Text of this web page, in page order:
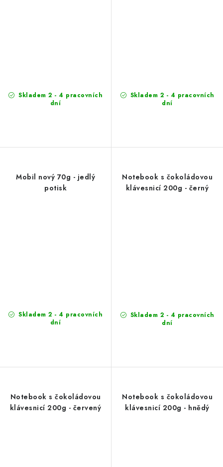
Skladem 2 - 4 pracovních
dní
Skladem 2 - 4 pracovních
dní
Mobil nový 70g - jedlý
potisk
Skladem 2 - 4 pracovních
dní
Notebook s čokoládovou
klávesnicí 200g - černý
Skladem 2 - 4 pracovních
dní
Notebook s čokoládovou
klávesnicí 200g - červený
Notebook s čokoládovou
klávesnicí 200g - hnědý